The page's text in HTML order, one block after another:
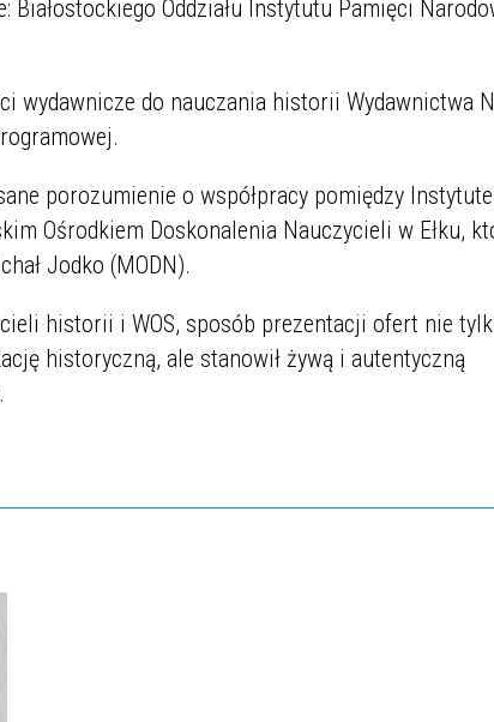
Białostockiego Oddziału Instytutu Pamięci
wydawnicze do nauczania historii Wydawnictwa
porozumienie o współpracy pomiędzy
Ośrodkiem Doskonalenia Nauczycieli w Ełku,
Jodko (MODN).
historii i WOS, sposób prezentacji ofert nie
historyczną, ale stanowił żywą i autentyczną